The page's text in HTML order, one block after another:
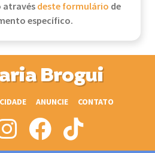
deste formulário de
específico.
Brogui
ANUNCIE CONTATO